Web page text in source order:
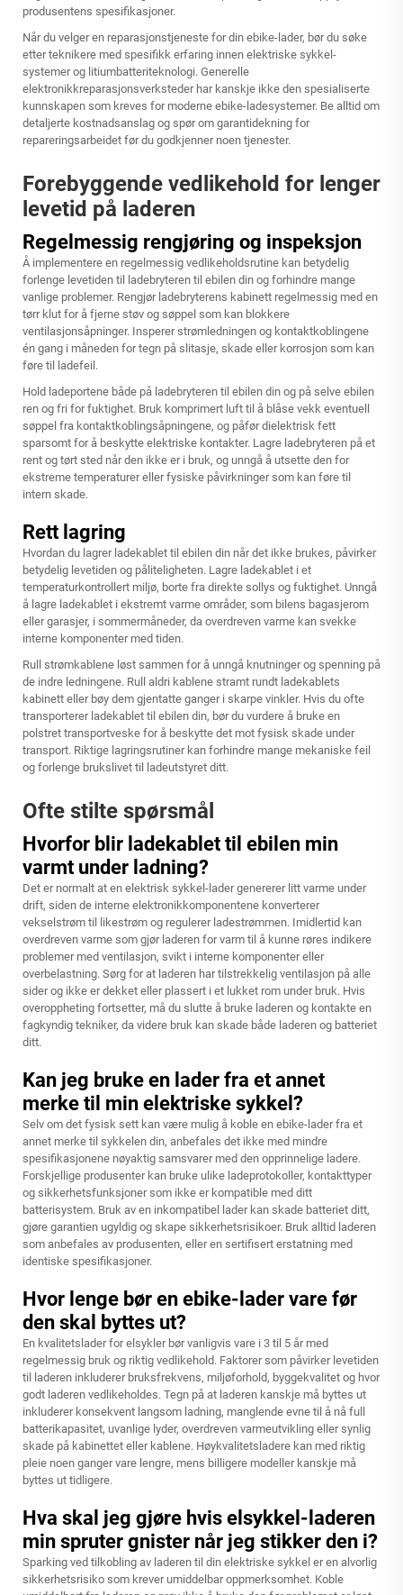
produsentens spesifikasjoner.
Når du velger en reparasjonstjeneste for din ebike-lader, bør du søke
etter teknikere med spesifikk erfaring innen elektriske sykkel-
systemer og litiumbatteriteknologi. Generelle
elektronikkreparasjonsverksteder har kanskje ikke den spesialiserte
kunnskapen som kreves for moderne ebike-ladesystemer. Be alltid om
detaljerte kostnadsanslag og spør om garantidekning for
repareringsarbeidet før du godkjenner noen tjenester.
Forebyggende vedlikehold for lenger
levetid på laderen
Regelmessig rengjøring og inspeksjon
Å implementere en regelmessig vedlikeholdsrutine kan betydelig
forlenge levetiden til ladebryteren til ebilen din og forhindre mange
vanlige problemer. Rengjør ladebryterens kabinett regelmessig med en
tørr klut for å fjerne støv og søppel som kan blokkere
ventilasjonsåpninger. Insperer strømledningen og kontaktkoblingene
én gang i måneden for tegn på slitasje, skade eller korrosjon som kan
føre til ladefeil.
Hold ladeportene både på ladebryteren til ebilen din og på selve ebilen
ren og fri for fuktighet. Bruk komprimert luft til å blåse vekk eventuell
søppel fra kontaktkoblingsåpningene, og påfør dielektrisk fett
sparsomt for å beskytte elektriske kontakter. Lagre ladebryteren på et
rent og tørt sted når den ikke er i bruk, og unngå å utsette den for
ekstreme temperaturer eller fysiske påvirkninger som kan føre til
intern skade.
Rett lagring
Hvordan du lagrer ladekablet til ebilen din når det ikke brukes, påvirker
betydelig levetiden og påliteligheten. Lagre ladekablet i et
temperaturkontrollert miljø, borte fra direkte sollys og fuktighet. Unngå
å lagre ladekablet i ekstremt varme områder, som bilens bagasjerom
eller garasjer, i sommermåneder, da overdreven varme kan svekke
interne komponenter med tiden.
Rull strømkablene løst sammen for å unngå knutninger og spenning på
de indre ledningene. Rull aldri kablene stramt rundt ladekablets
kabinett eller bøy dem gjentatte ganger i skarpe vinkler. Hvis du ofte
transporterer ladekablet til ebilen din, bør du vurdere å bruke en
polstret transportveske for å beskytte det mot fysisk skade under
transport. Riktige lagringsrutiner kan forhindre mange mekaniske feil
og forlenge brukslivet til ladeutstyret ditt.
Ofte stilte spørsmål
Hvorfor blir ladekablet til ebilen min
varmt under ladning?
Det er normalt at en elektrisk sykkel-lader genererer litt varme under
drift, siden de interne elektronikkomponentene konverterer
vekselstrøm til likestrøm og regulerer ladestrømmen. Imidlertid kan
overdreven varme som gjør laderen for varm til å kunne røres indikere
problemer med ventilasjon, svikt i interne komponenter eller
overbelastning. Sørg for at laderen har tilstrekkelig ventilasjon på alle
sider og ikke er dekket eller plassert i et lukket rom under bruk. Hvis
overoppheting fortsetter, må du slutte å bruke laderen og kontakte en
fagkyndig tekniker, da videre bruk kan skade både laderen og batteriet
ditt.
Kan jeg bruke en lader fra et annet
merke til min elektriske sykkel?
Selv om det fysisk sett kan være mulig å koble en ebike-lader fra et
annet merke til sykkelen din, anbefales det ikke med mindre
spesifikasjonene nøyaktig samsvarer med den opprinnelige ladere.
Forskjellige produsenter kan bruke ulike ladeprotokoller, kontakttyper
og sikkerhetsfunksjoner som ikke er kompatible med ditt
batterisystem. Bruk av en inkompatibel lader kan skade batteriet ditt,
gjøre garantien ugyldig og skape sikkerhetsrisikoer. Bruk alltid laderen
som anbefales av produsenten, eller en sertifisert erstatning med
identiske spesifikasjoner.
Hvor lenge bør en ebike-lader vare før
den skal byttes ut?
En kvalitetslader for elsykler bør vanligvis vare i 3 til 5 år med
regelmessig bruk og riktig vedlikehold. Faktorer som påvirker levetiden
til laderen inkluderer bruksfrekvens, miljøforhold, byggekvalitet og hvor
godt laderen vedlikeholdes. Tegn på at laderen kanskje må byttes ut
inkluderer konsekvent langsom ladning, manglende evne til å nå full
batterikapasitet, uvanlige lyder, overdreven varmeutvikling eller synlig
skade på kabinettet eller kablene. Høykvalitetsladere kan med riktig
pleie noen ganger vare lengre, mens billigere modeller kanskje må
byttes ut tidligere.
Hva skal jeg gjøre hvis elsykkel-laderen
min spruter gnister når jeg stikker den i?
Sparking ved tilkobling av laderen til din elektriske sykkel er en alvorlig
sikkerhetsrisiko som krever umiddelbar oppmerksomhet. Koble